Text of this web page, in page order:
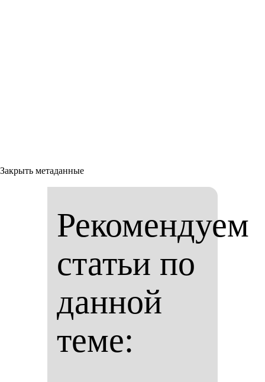
Закрыть метаданные
Рекомендуем
статьи по
данной
теме: